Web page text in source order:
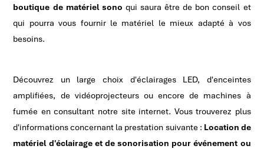
boutique de matériel sono qui saura être de bon conseil et
qui pourra vous fournir le matériel le mieux adapté à vos
besoins.
Découvrez un large choix d'éclairages LED, d'enceintes
amplifiées, de vidéoprojecteurs ou encore de machines à
fumée en consultant notre site internet. Vous trouverez plus
d'informations concernant la prestation suivante : Location de
matériel d'éclairage et de sonorisation pour événement ou